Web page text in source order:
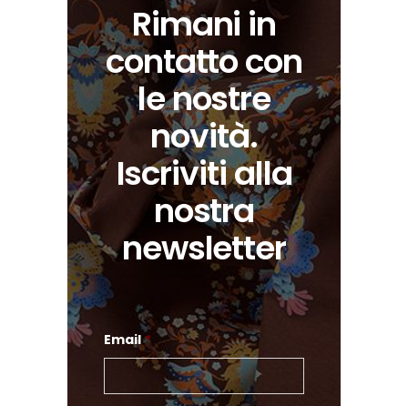
Rimani in
contatto con
le nostre
novità.
Iscriviti alla
nostra
newsletter
Email *